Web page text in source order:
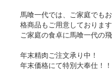
馬喰一代では、ご家庭でも
格商品もご用意しております
ご家庭の食卓に馬喰一代の
年末精肉ご注文承り中！
年末価格にて特別大奉仕！！